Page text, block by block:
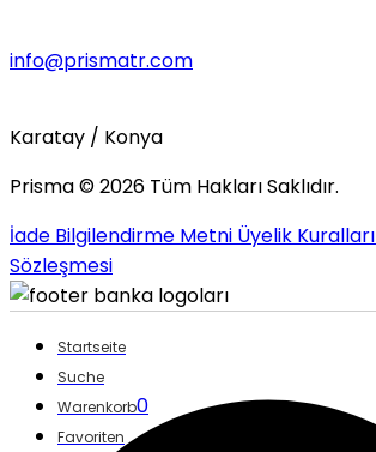
info@prismatr.com
Karatay / Konya
Prisma ©2026 Tüm Hakları Saklıdır.
İade Bilgilendirme Metni Üyelik Kuralları
Sözleşmesi
Startseite
Suche
Warenkorb0
Favoriten